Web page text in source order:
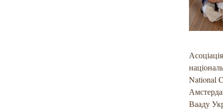
National
Вааду